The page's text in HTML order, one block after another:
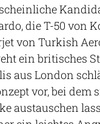
die T-50 von
von Turkish
ein britisches
aus London
vor, bei dem
austauschen